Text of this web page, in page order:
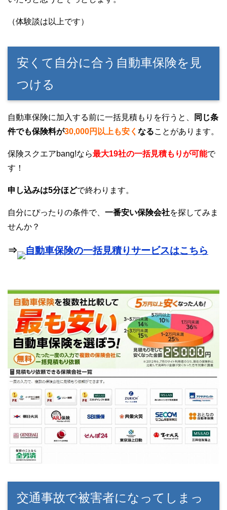
（体験談は以上です）
安くて自分に合う自動車保険を見
つける
自動車保険に加入する前に一括見積もりを行うと、
同じ条
件でも保険料が30,000円以上も安く なることがあります。
保険スクエアbang!なら最大19社の一括見積もりが可能で
す！
申し込みは5分ほどで終わります。
自分にぴったりの条件で、 一番安い保険会社を探してみま
せんか？
⇒ 自動車保険の一括見積りサービスはこちら
交通事故で被害者になってしまっ